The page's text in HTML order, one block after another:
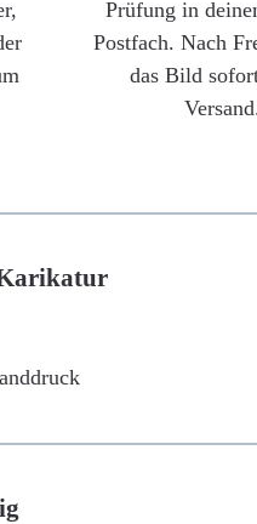
Prüfung in
Postfach. Nach
das Bild